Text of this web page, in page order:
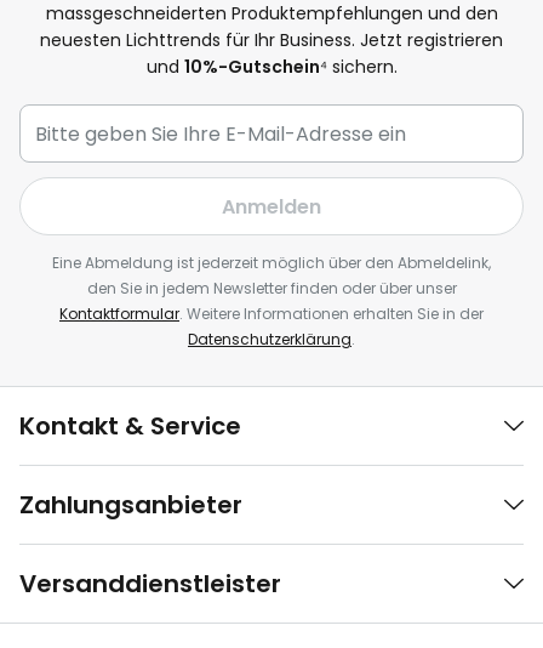
massgeschneiderten Produktempfehlungen und den
neuesten Lichttrends für Ihr Business. Jetzt registrieren
und 10%-Gutschein⁴ sichern.
Anmelden
Eine Abmeldung ist jederzeit möglich über den Abmeldelink,
den Sie in jedem Newsletter finden oder über unser
Kontaktformular. Weitere Informationen erhalten Sie in der
Datenschutzerklärung.
Kontakt & Service
Zahlungsanbieter
Versanddienstleister